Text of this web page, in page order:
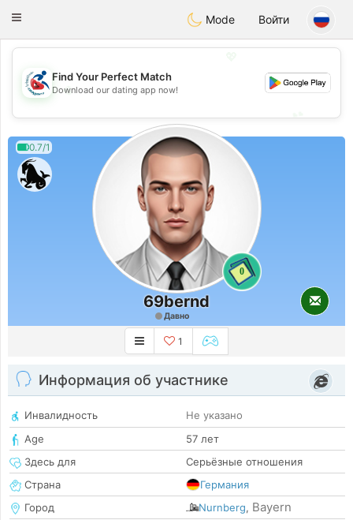
Handi Space
Toggle
Mode Войти
💖
💕
Find Your Perfect Match
Download our dating app now!
0.7/1
0
69bernd
Давно
1
Информация об участнике
Инвалидность
Не указано
Age
57 лет
Здесь для
Серьёзные отношения
Страна
Германия
Город
Nurnberg, Bayern